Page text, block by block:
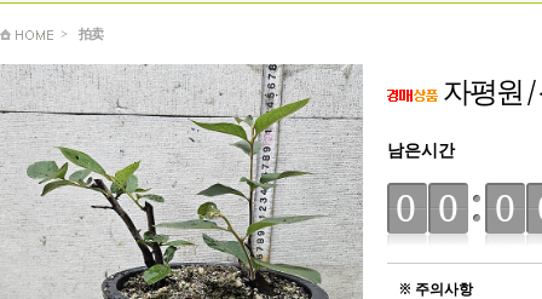
> 拍卖
자평원
남은시간
00
※ 주의사항